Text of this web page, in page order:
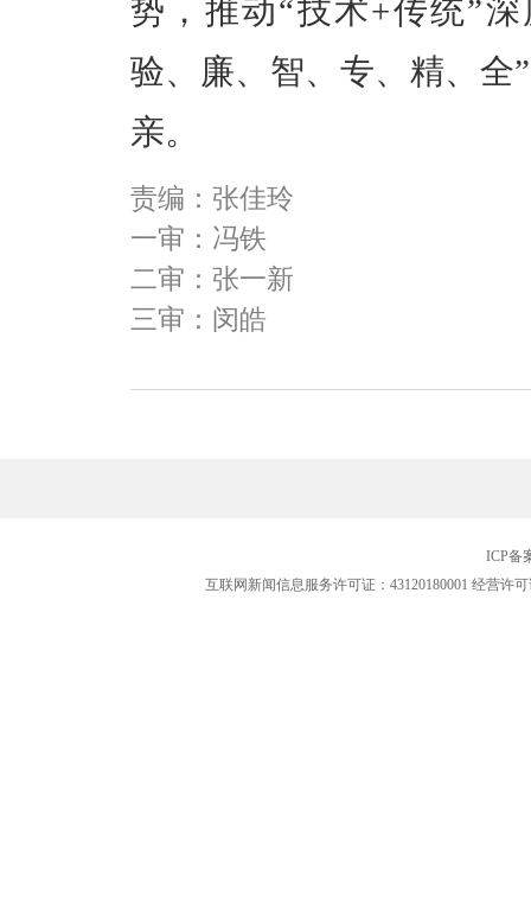
势，推动“技术+传统”
验、廉、智、专、精、全
亲。
责编：张佳玲
一审：冯铁
二审：张一新
三审：闵皓
ICP备
互联网新闻信息服务许可证：43120180001 经营许可